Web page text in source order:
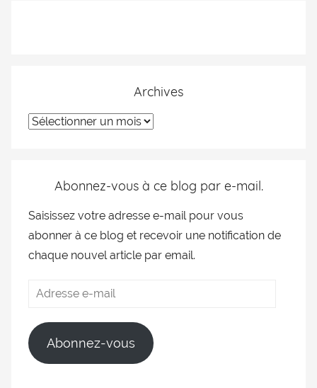
Archives
Abonnez-vous à ce blog par e-mail.
Saisissez votre adresse e-mail pour vous
abonner à ce blog et recevoir une notification de
chaque nouvel article par email.
Abonnez-vous